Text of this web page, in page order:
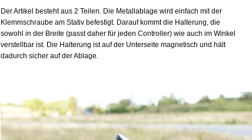
Der Artikel besteht aus 2 Teilen. Die Metallablage wird einfach mit der
Klemmschraube am Stativ befestigt. Darauf kommt die Halterung, die
sowohl in der Breite (passt daher für jeden Controller) wie auch im Winkel
verstellbar ist. Die Halterung ist auf der Unterseite magnetisch und hält
dadurch sicher auf der Ablage.